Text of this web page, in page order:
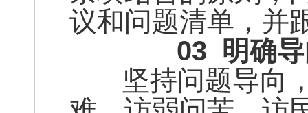
议和问题清单，并
03 明确
坚持问题导向，